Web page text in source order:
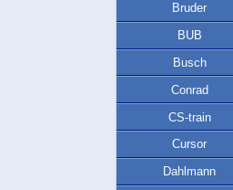
Bruder
BUB
Busch
Conrad
CS-train
Cursor
Dahlmann